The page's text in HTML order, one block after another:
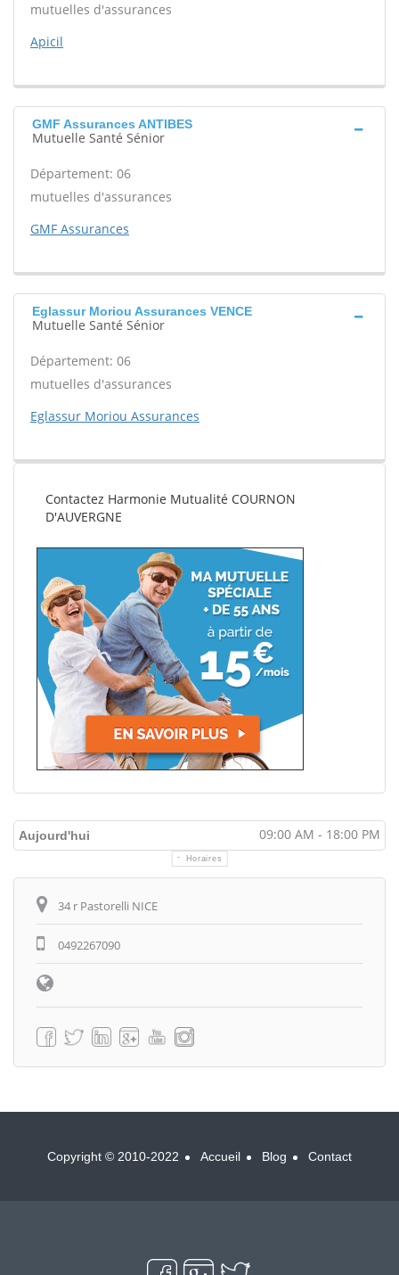
mutuelles d'assurances
Apicil
GMF Assurances ANTIBES
Mutuelle Santé Sénior
Département: 06
mutuelles d'assurances
GMF Assurances
Eglassur Moriou Assurances VENCE
Mutuelle Santé Sénior
Département: 06
mutuelles d'assurances
Eglassur Moriou Assurances
Contactez Harmonie Mutualité COURNON
D'AUVERGNE
Aujourd'hui 09:00 AM - 18:00 PM
Horaires
34 r Pastorelli NICE
0492267090
Copyright © 2010-2022 Accueil Blog Contact